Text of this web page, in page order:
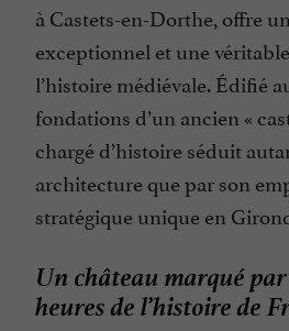
à Castets-en-Dorthe, offre
exceptionnel et une
l’histoire médiévale. Édifié
fondations d’un ancien «
chargé d’histoire séduit
architecture que par son
stratégique unique en
Un château marqué
heures de l’histoire de